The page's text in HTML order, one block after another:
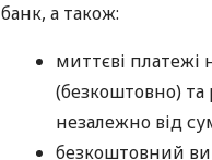
банк, а також:
миттєві платежі
(безкоштовно) та
незалежно від
безкоштовний